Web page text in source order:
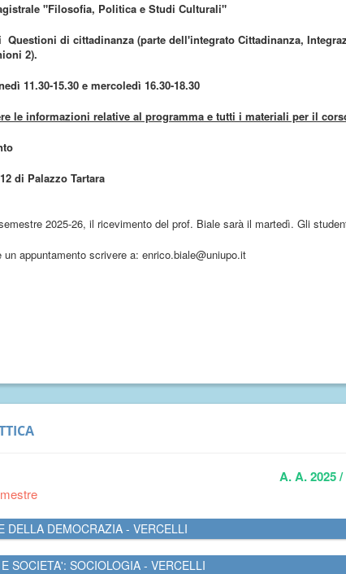
"Filosofia, Politica e Studi Culturali"
Questioni di cittadinanza (parte dell'integrato Cittadinanza,
2).
11.30-15.30 e mercoledì 16.30-18.30
le informazioni relative al programma e tutti i materiali per il
di Palazzo Tartara
2025-26, il ricevimento del prof. Biale sarà il martedì. Gli
un appuntamento scrivere a: enrico.biale@uniupo.it
A. A. 2025 /
DELLA DEMOCRAZIA - VERCELLI
SOCIETA': SOCIOLOGIA - VERCELLI